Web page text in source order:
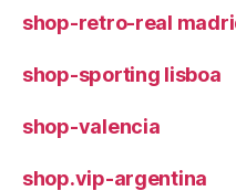
shop-retro-real
shop-sporting lisboa
shop-valencia
shop.vip-argentina